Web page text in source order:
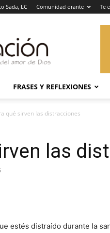
Sada, LC Comunidad orante Te
FRASES Y REFLEXIONES
qué sirven las distracciones
las
estés distraído durante la